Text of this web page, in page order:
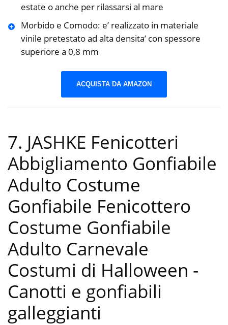
estate o anche per rilassarsi al mare
Morbido e Comodo: e’ realizzato in materiale
vinile pretestato ad alta densita’ con spessore
superiore a 0,8 mm
ACQUISTA DA AMAZON
7. JASHKE Fenicotteri
Abbigliamento Gonfiabile
Adulto Costume
Gonfiabile Fenicottero
Costume Gonfiabile
Adulto Carnevale
Costumi di Halloween -
Canotti e gonfiabili
galleggianti